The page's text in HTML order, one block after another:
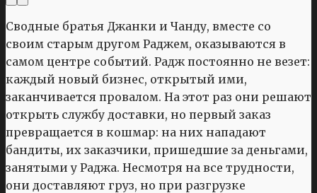
Сводные братья Джанки и Чанду, вместе со
своим старым другом Раджем, оказываются в
самом центре событий. Радж постоянно не везет:
каждый новый бизнес, открытый ими,
заканчивается провалом. На этот раз они решают
открыть службу доставки, но первый заказ
превращается в кошмар: на них нападают
бандиты, их заказчики, пришедшие за деньгами,
занятыми у Раджа. Несмотря на все трудности,
они доставляют груз, но при разгрузке